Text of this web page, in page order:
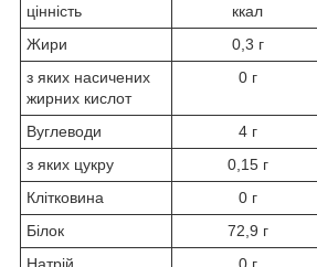
цінність
ккал
Жири 0,3 г
з яких насичених
жирних кислот
0 г
Вуглеводи 4 г
з яких цукру
0,15 г
Клітковина
0 г
Білок
72,9 г
Натрій
0 г